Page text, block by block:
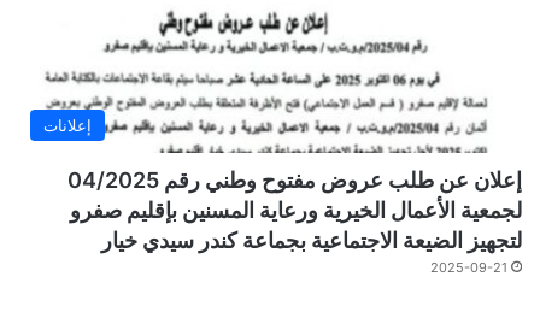
إعلانات
إعلان عن طلب عروض مفتوح وطني رقم 04/2025
لجمعية الأعمال الخيرية ورعاية المسنين بإقليم صفرو
لتجهيز الضيعة الاجتماعية بجماعة كندر سيدي خيار
2025-09-21